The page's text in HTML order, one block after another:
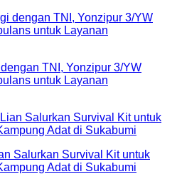
TNI, Yonzipur 3/YW
untuk Layanan
Salurkan Survival Kit untuk
Adat di Sukabumi